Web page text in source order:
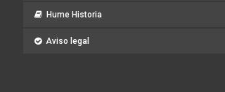
Hume Historia
Aviso legal